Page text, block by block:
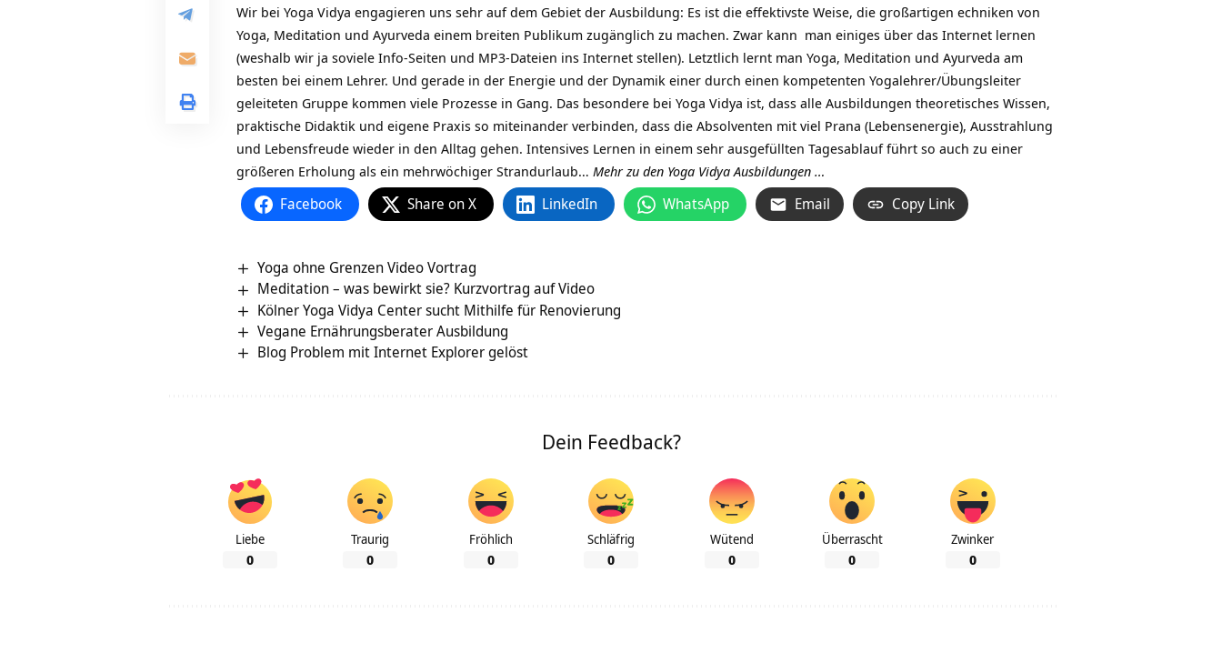
Wir bei Yoga Vidya engagieren uns sehr auf dem Gebiet der Ausbildung: Es ist die effektivste Weise, die großartigen echniken von
Yoga, Meditation und Ayurveda einem breiten Publikum zugänglich zu machen. Zwar kann man einiges über das Internet lernen
(weshalb wir ja soviele Info-Seiten und MP3-Dateien ins Internet stellen). Letztlich lernt man Yoga, Meditation und Ayurveda am
besten bei einem Lehrer. Und gerade in der Energie und der Dynamik einer durch einen kompetenten Yogalehrer/Übungsleiter
geleiteten Gruppe kommen viele Prozesse in Gang. Das besondere bei Yoga Vidya ist, dass alle Ausbildungen theoretisches Wissen,
praktische Didaktik und eigene Praxis so miteinander verbinden, dass die Absolventen mit viel Prana (Lebensenergie), Ausstrahlung
und Lebensfreude wieder in den Alltag gehen. Intensives Lernen in einem sehr ausgefüllten Tagesablauf führt so auch zu einer
größeren Erholung als ein mehrwöchiger Strandurlaub… Mehr zu den Yoga Vidya Ausbildungen …
Facebook Share on X LinkedIn WhatsApp Email Copy Link
Yoga ohne Grenzen Video Vortrag
Meditation – was bewirkt sie? Kurzvortrag auf Video
Kölner Yoga Vidya Center sucht Mithilfe für Renovierung
Vegane Ernährungsberater Ausbildung
Blog Problem mit Internet Explorer gelöst
Dein Feedback?
Liebe
0
Traurig
0
Fröhlich
0
Schläfrig
0
Wütend
0
Überrascht
0
Zwinker
0